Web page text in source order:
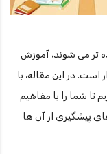
تر می شوند، آموزش
است. در این مقاله، با
تا شما را با مفاهیم
پیشگیری از آن ها